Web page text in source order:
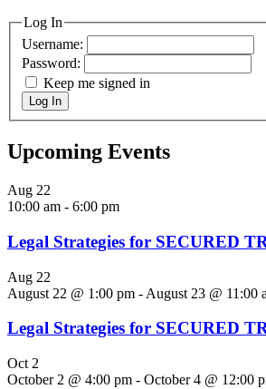
Log In
Username:
Password:
Keep me signed in
Log In
Upcoming Events
Aug 22
10:00 am - 6:00 pm
Legal Strategies for SECURED
Aug 22
August 22 @ 1:00 pm - August 23 @ 11:00
Legal Strategies for SECURED
Oct 2
October 2 @ 4:00 pm - October 4 @ 12:00